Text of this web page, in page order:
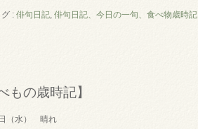
グ : 俳句日記 俳句日記、今日の一句、食べ物歳時記
もの歳時記】
（水） 晴れ